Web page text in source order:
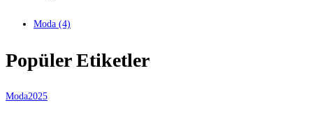
Moda (4)
Popüler Etiketler
Moda2025